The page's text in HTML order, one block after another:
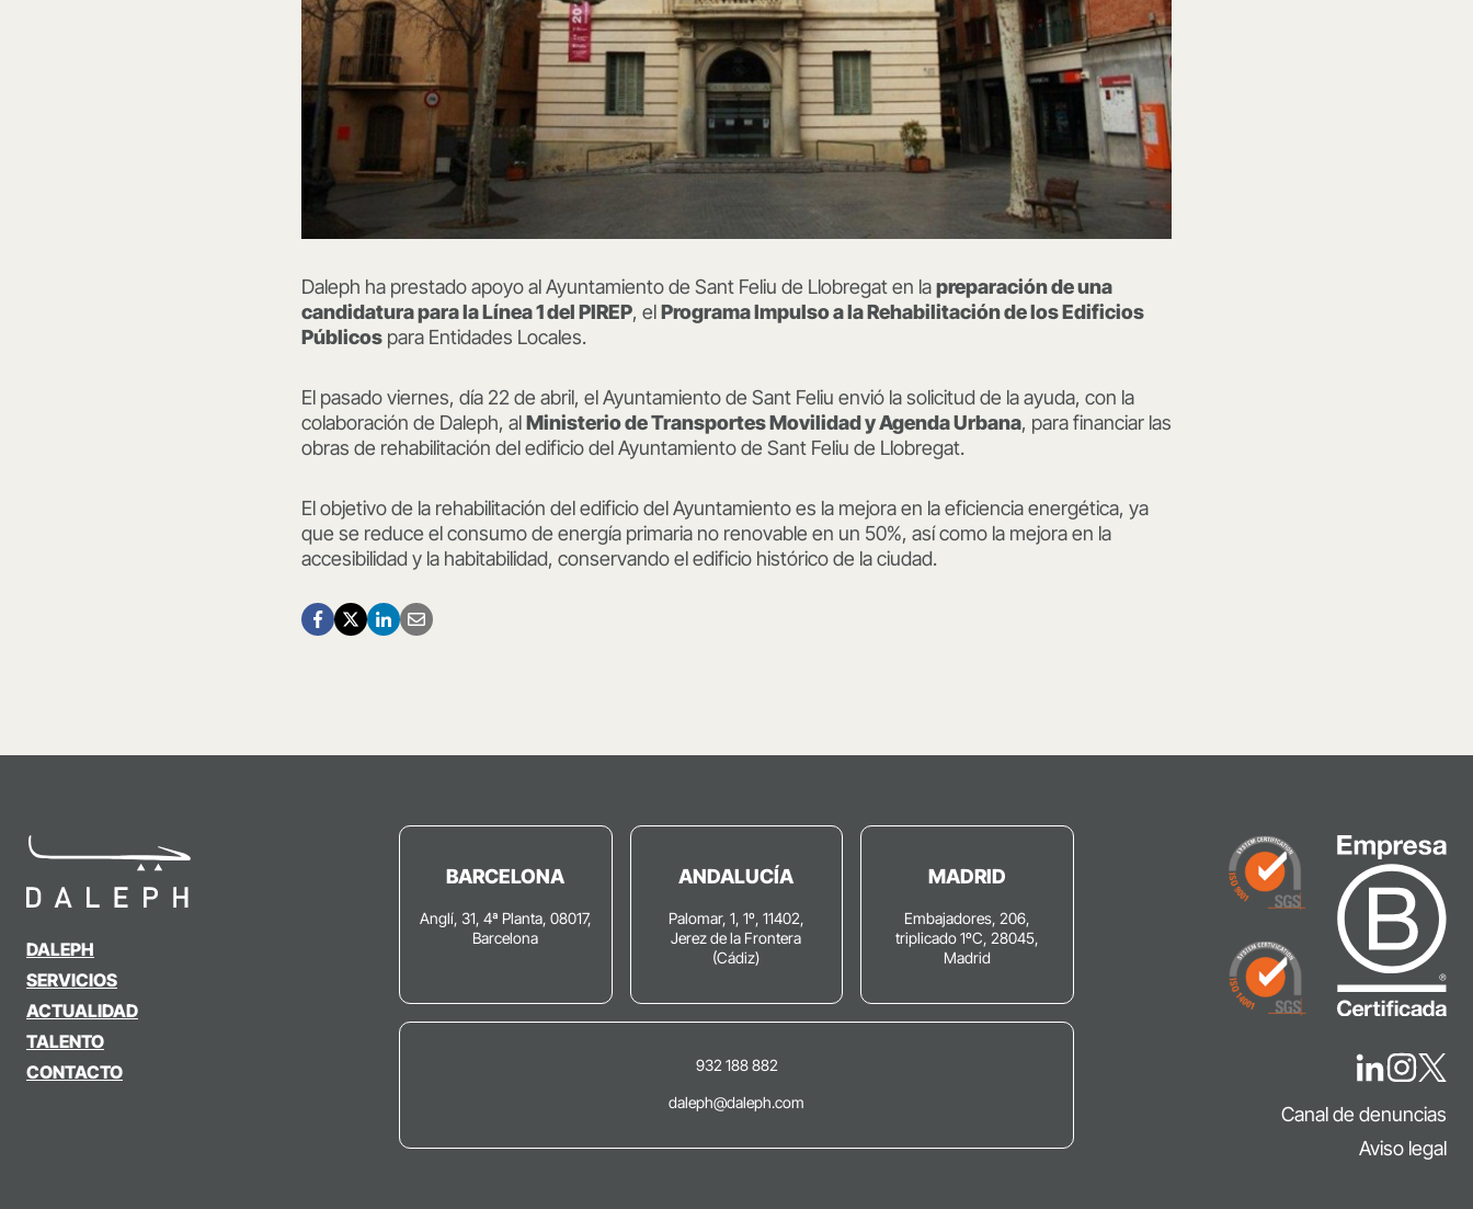
Daleph ha prestado apoyo al Ayuntamiento de Sant Feliu de Llobregat en lapreparación de una
candidatura para la Línea 1 del PIREP, elPrograma Impulso a la Rehabilitación de los Edificios
Públicos para Entidades Locales.
El pasado viernes, día 22 de abril, el Ayuntamiento de Sant Feliu envió la solicitud de la ayuda, con la
colaboración de Daleph, alMinisterio de Transportes Movilidad y Agenda Urbana, para financiar las
obras de rehabilitación del edificio del Ayuntamiento de Sant Feliu de Llobregat.
El objetivo de la rehabilitación del edificio del Ayuntamiento es la mejora en la eficiencia energética, ya
que se reduce el consumo de energía primaria no renovable en un 50%, así como la mejora en la
accesibilidad y la habitabilidad, conservando el edificio histórico de la ciudad.
DALEPH
SERVICIOS
ACTUALIDAD
TALENTO
CONTACTO
BARCELONA
Anglí, 31, 4ª Planta, 08017,
Barcelona
ANDALUCÍA
Palomar, 1, 1º, 11402,
Jerez de la Frontera
(Cádiz)
MADRID
Embajadores, 206,
triplicado 1ºC, 28045,
Madrid
932 188 882
daleph@daleph.com
Canal de denuncias
Aviso legal